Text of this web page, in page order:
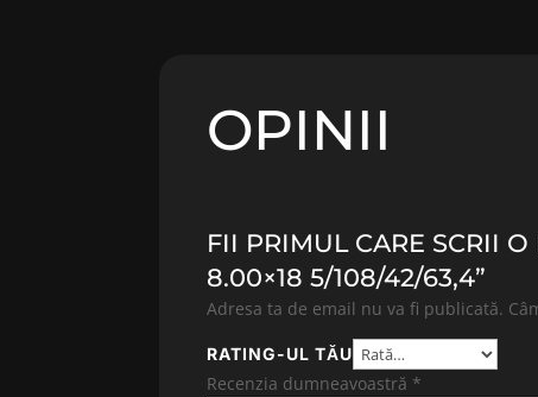
OPINII
FII PRIMUL CARE SCRII
8.00×18 5/108/42/63,4”
Adresa ta de email nu va fi publicată.
RATING-UL TĂU
Recenzia dumneavoastră *